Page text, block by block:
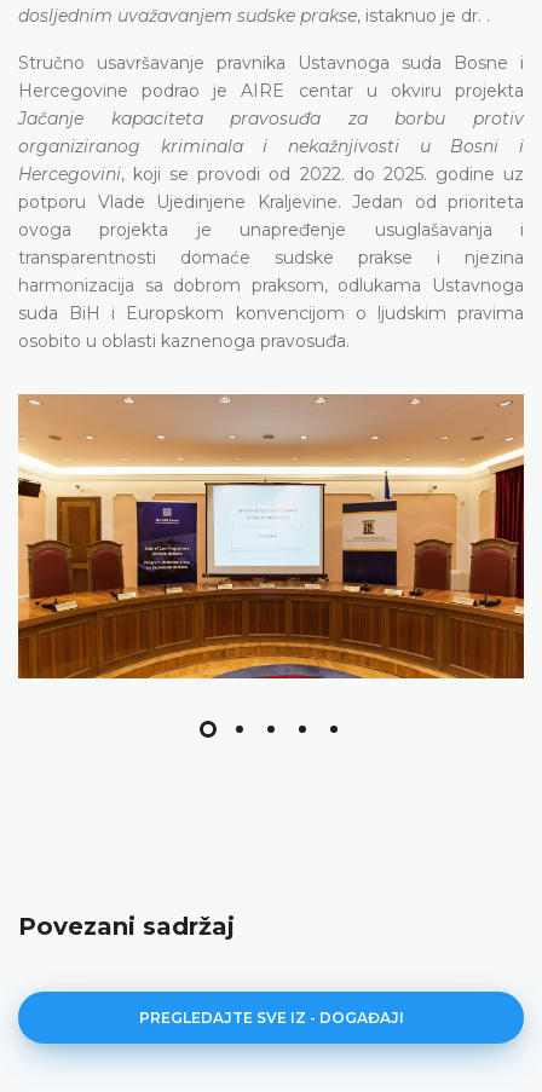
dosljednim uvažavanjem sudske prakse, istaknuo je dr. .
Stručno usavršavanje pravnika Ustavnoga suda Bosne i
Hercegovine podrao je AIRE centar u okviru projekta
Jačanje kapaciteta pravosuđa za borbu protiv
organiziranog kriminala i nekažnjivosti u Bosni i
Hercegovini, koji se provodi od 2022. do 2025. godine uz
potporu Vlade Ujedinjene Kraljevine. Jedan od prioriteta
ovoga projekta je unapređenje usuglašavanja i
transparentnosti domaće sudske prakse i njezina
harmonizacija sa dobrom praksom, odlukama Ustavnoga
suda BiH i Europskom konvencijom o ljudskim pravima
osobito u oblasti kaznenoga pravosuđa.
Povezani sadržaj
PREGLEDAJTE SVE IZ - DOGAĐAJI